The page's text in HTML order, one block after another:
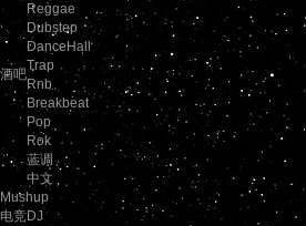
酒吧
Reggae
Dubstep
DanceHall
Trap
Rnb
Breakbeat
Pop
Rok
蓝调
中文
Mushup
电竞DJ